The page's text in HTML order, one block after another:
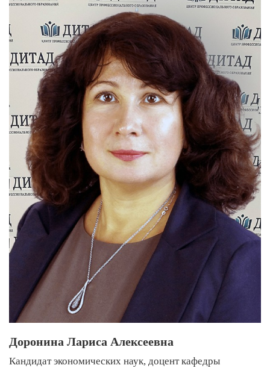
Доронина Лариса Алексеевна
Кандидат экономических наук, доцент кафедры